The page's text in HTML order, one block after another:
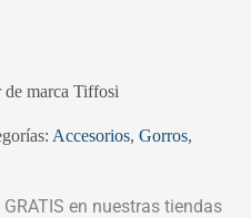
de marca Tiffosi
Accesorios, Gorros,
en nuestras tiendas